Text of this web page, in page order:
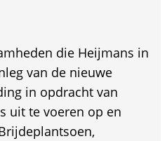
die Heijmans in
van de nieuwe
in opdracht van
uit te voeren op en